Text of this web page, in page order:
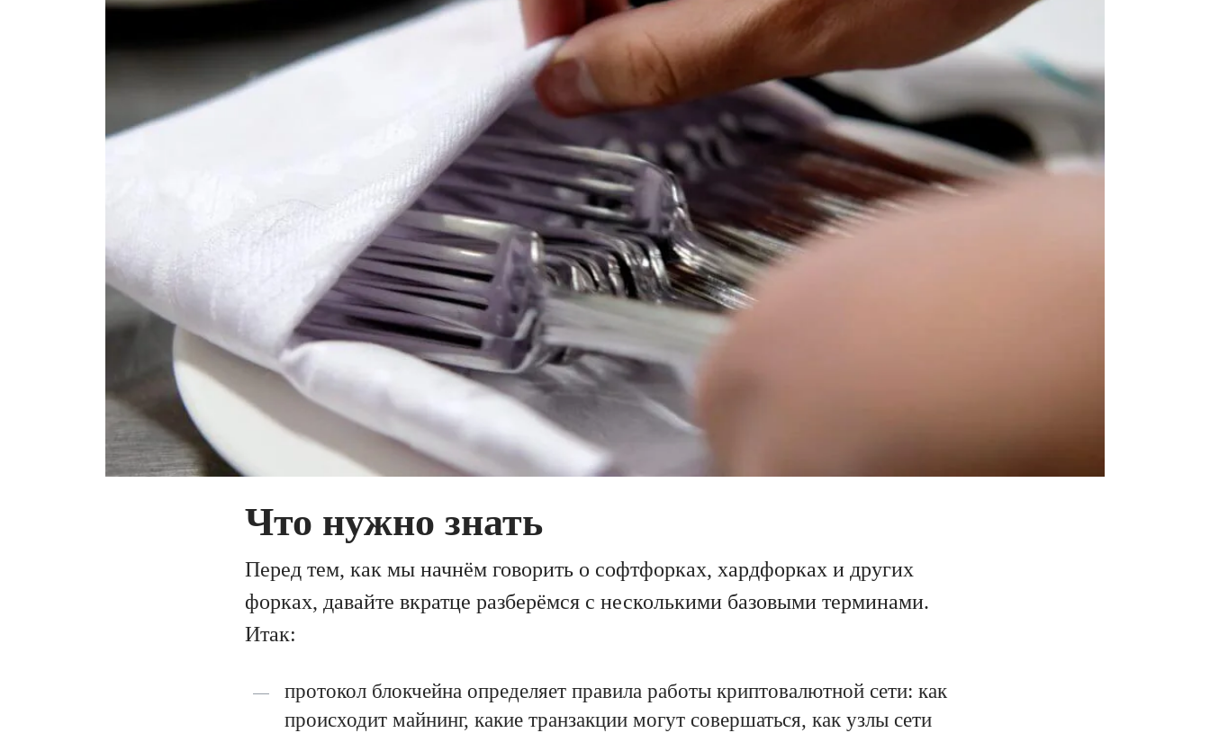
Что нужно знать
Перед тем, как мы начнём говорить о софтфорках, хардфорках и других
форках, давайте вкратце разберёмся с несколькими базовыми терминами.
Итак:
протокол блокчейна определяет правила работы криптовалютной сети: как
происходит майнинг, какие транзакции могут совершаться, как узлы сети